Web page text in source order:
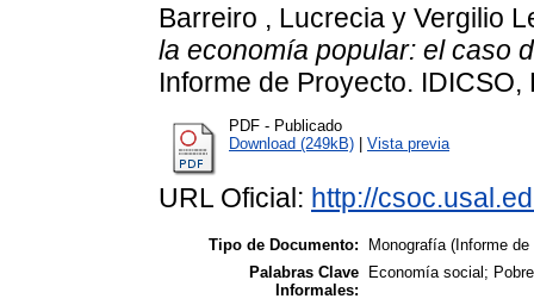
Barreiro , Lucrecia y Vergilio
la economía popular: el caso
Informe de Proyecto.
PDF - Publicado
Download (249kB)
Vista previa
URL Oficial: http://
Tipo de Documento:
Monografía (Informe
Palabras Clave
Informales:
Economía social;